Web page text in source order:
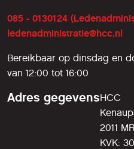
085 - 0130124
ledenadministratie@hcc.nl
Bereikbaar op dinsdag en
van 12:00 tot 16:00
Adres gegevensHCC
2011
KVK: